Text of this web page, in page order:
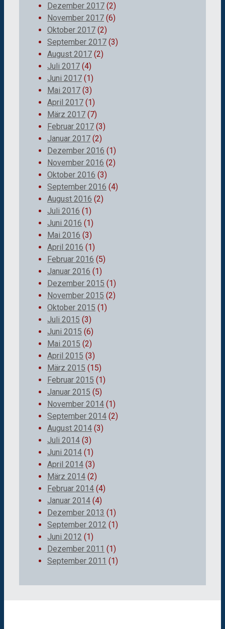
Dezember 2017 (2)
November 2017 (6)
Oktober 2017 (2)
September 2017 (3)
August 2017 (2)
Juli 2017 (4)
Juni 2017 (1)
Mai 2017 (3)
April 2017 (1)
März 2017 (7)
Februar 2017 (3)
Januar 2017 (2)
Dezember 2016 (1)
November 2016 (2)
Oktober 2016 (3)
September 2016 (4)
August 2016 (2)
Juli 2016 (1)
Juni 2016 (1)
Mai 2016 (3)
April 2016 (1)
Februar 2016 (5)
Januar 2016 (1)
Dezember 2015 (1)
November 2015 (2)
Oktober 2015 (1)
Juli 2015 (3)
Juni 2015 (6)
Mai 2015 (2)
April 2015 (3)
März 2015 (15)
Februar 2015 (1)
Januar 2015 (5)
November 2014 (1)
September 2014 (2)
August 2014 (3)
Juli 2014 (3)
Juni 2014 (1)
April 2014 (3)
März 2014 (2)
Februar 2014 (4)
Januar 2014 (4)
Dezember 2013 (1)
September 2012 (1)
Juni 2012 (1)
Dezember 2011 (1)
September 2011 (1)